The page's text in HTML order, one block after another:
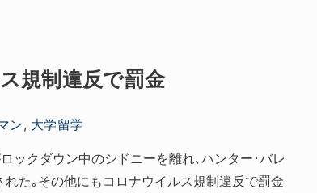
規制違反で罰金
ン, 大学留学
ックダウン中のシドニーを離れ､ハンター･バレ
た｡その他にもコロナウイルス規制違反で罰金